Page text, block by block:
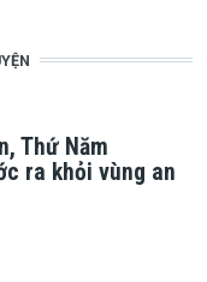
Thứ Năm
ra khỏi vùng an